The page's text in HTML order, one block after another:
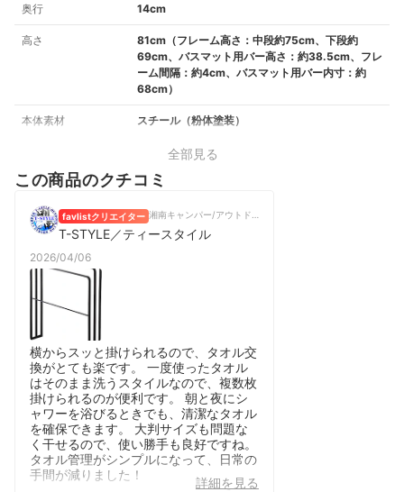
奥行 14cm
高さ
81cm（フレーム高さ：中段約75cm、下段約
69cm、バスマット用バー高さ：約38.5cm、フレ
ーム間隔：約4cm、バスマット用バー内寸：約
68cm）
本体素材 スチール（粉体塗装）
全部見る
この商品のクチコミ
favlistクリエイター
T-STYLE／ティースタイル
2026/04/06
横からスッと掛けられるので、タオル交
換がとても楽です。 一度使ったタオル
はそのまま洗うスタイルなので、複数枚
掛けられるのが便利です。 朝と夜にシ
ャワーを浴びるときでも、清潔なタオル
を確保できます。 大判サイズも問題な
く干せるので、使い勝手も良好ですね。
タオル管理がシンプルになって、日常の
手間が減りました！
詳細を見る